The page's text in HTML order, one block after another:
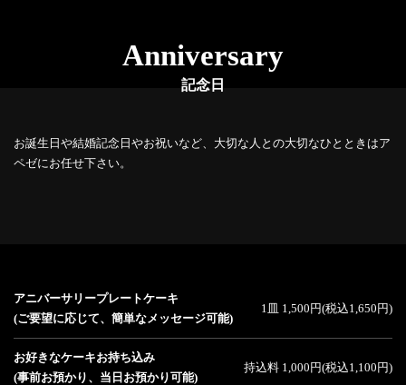
記念日
お誕生日や結婚記念日やお祝いなど、大切な人との大切なひとときはア
ペゼにお任せ下さい。
アニバーサリープレートケーキ
(ご要望に応じて、簡単なメッセージ可能)
1皿 1,500円(税込1,650円)
お好きなケーキお持ち込み
(事前お預かり、当日お預かり可能)
持込料 1,000円(税込1,100円)